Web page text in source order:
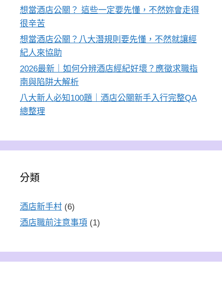
想當酒店公關？ 這些一定要先懂，不然妳會走得
很辛苦
想當酒店公關？八大潛規則要先懂，不然就讓經
紀人來協助
2026最新｜如何分辨酒店經紀好壞？應徵求職指
南與陷阱大解析
八大新人必知100題｜酒店公關新手入行完整QA
總整理
分類
酒店新手村 (6)
酒店職前注意事項 (1)